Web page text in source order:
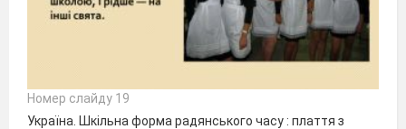
Номер слайду 19
Україна. Шкільна форма радянського часу : плаття з